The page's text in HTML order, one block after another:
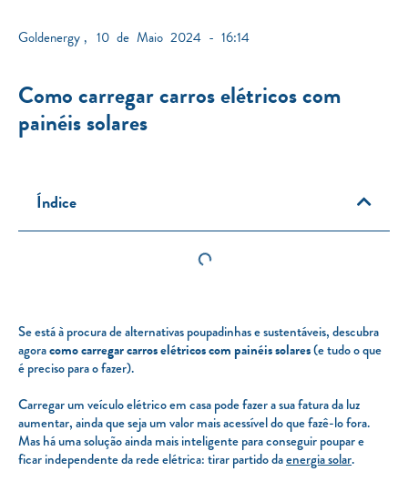
Goldenergy 10 de Maio 2024 - 16:14
Como carregar carros elétricos com
painéis solares
Índice
Se está à procura de alternativas poupadinhas e sustentáveis, descubra
agoracomo carregar carros elétricos com painéis solares(e tudo o que
é preciso para o fazer).
Carregar um veículo elétrico em casa pode fazer a sua fatura da luz
aumentar, ainda que seja um valor mais acessível do que fazê-lo fora.
Mas há uma solução ainda mais inteligente para conseguir poupar e
ficar independente da rede elétrica: tirar partido daenergia solar.